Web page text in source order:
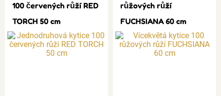
100 červených růží RED
TORCH 50 cm
růžových růží
FUCHSIANA 60 cm